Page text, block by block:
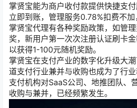
掌贤宝能为商户收付款提供快捷支
立即到账，管理服务0.78%扣费不加
掌贤宝代理有各种奖励政策，如管
奖，新用户第一次次注册认证刷卡
以获得1-100元随机奖励。
掌贤宝在支付产业的数字化升级大
道支付行业兼并与收购也成为了行业
支付机构对SaaS公司、地推团队、
收购与兼并，已经频繁发生。